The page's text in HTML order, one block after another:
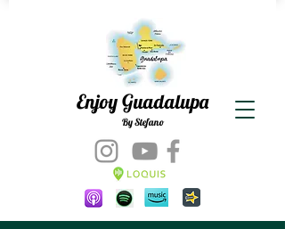
Enjoy Guadalupa
By Stefano